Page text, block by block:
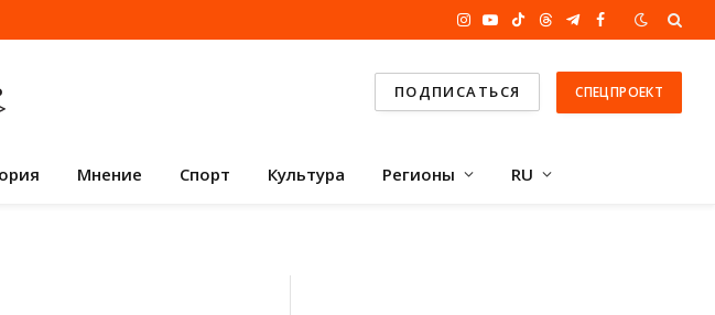
Instagram
YouTube
TikTokThreadsTelegram
Facebook
ПОДПИСАТЬСЯ СПЕЦПРОЕКТ
Мнение Спорт Культура Регионы RU